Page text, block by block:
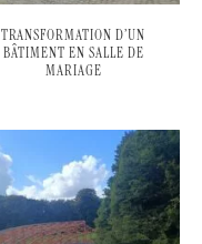
TRANSFORMATION D’UN
BÂTIMENT EN SALLE DE
MARIAGE